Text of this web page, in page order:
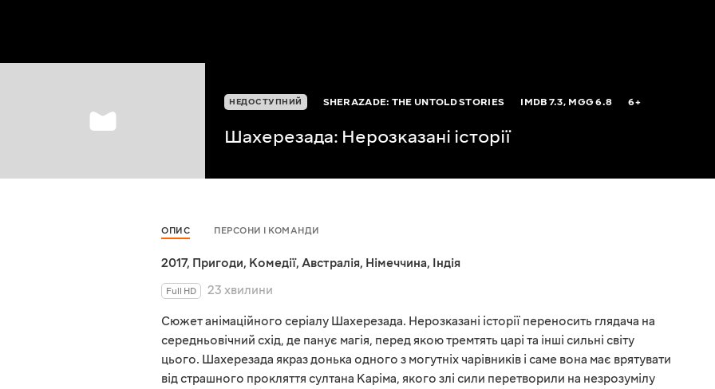
НЕДОСТУПНИЙ SHERAZADE: THE UNTOLD STORIES IMDB7.3, MGG6.8 6+
Шахерезада: Нерозказані історії
ОПИС ПЕРСОНИ І КОМАНДИ
2017, Пригоди, Комедії, Австралія, Німеччина, Індія
Full HD
23 хвилини
Сюжет анімаційного серіалу Шахерезада. Нерозказані історії переносить глядача на
середньовічний схід, де панує магія, перед якою тремтять царі та інші сильні світу
цього. Шахерезада якраз донька одного з могутніх чарівників і саме вона має врятувати
від страшного прокляття султана Каріма, якого злі сили перетворили на незрозумілу